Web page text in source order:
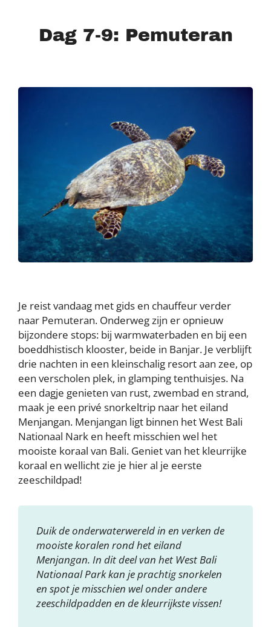
Dag 7-9: Pemuteran
Je reist vandaag met gids en chauffeur verder
naar Pemuteran. Onderweg zijn er opnieuw
bijzondere stops: bij warmwaterbaden en bij een
boeddhistisch klooster, beide in Banjar. Je verblijft
drie nachten in een kleinschalig resort aan zee, op
een verscholen plek, in glamping tenthuisjes. Na
een dagje genieten van rust, zwembad en strand,
maak je een privé snorkeltrip naar het eiland
Menjangan. Menjangan ligt binnen het West Bali
Nationaal Nark en heeft misschien wel het
mooiste koraal van Bali. Geniet van het kleurrijke
koraal en wellicht zie je hier al je eerste
zeeschildpad!
Duik de onderwaterwereld in en verken de
mooiste koralen rond het eiland
Menjangan. In dit deel van het West Bali
Nationaal Park kan je prachtig snorkelen
en spot je misschien wel onder andere
zeeschildpadden en de kleurrijkste vissen!